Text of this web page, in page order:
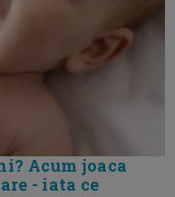
Acum joaca
- iata ce